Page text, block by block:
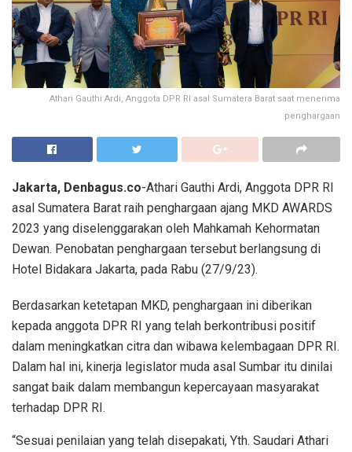
Athari Gauthi Ardi, Anggota DPR RI asal Sumatera Barat saat menerima
penghargaan
Jakarta, Denbagus.co-Athari Gauthi Ardi, Anggota DPR RI
asal Sumatera Barat raih penghargaan ajang MKD AWARDS
2023 yang diselenggarakan oleh Mahkamah Kehormatan
Dewan. Penobatan penghargaan tersebut berlangsung di
Hotel Bidakara Jakarta, pada Rabu (27/9/23).
Berdasarkan ketetapan MKD, penghargaan ini diberikan
kepada anggota DPR RI yang telah berkontribusi positif
dalam meningkatkan citra dan wibawa kelembagaan DPR RI.
Dalam hal ini, kinerja legislator muda asal Sumbar itu dinilai
sangat baik dalam membangun kepercayaan masyarakat
terhadap DPR RI.
“Sesuai penilaian yang telah disepakati, Yth. Saudari Athari